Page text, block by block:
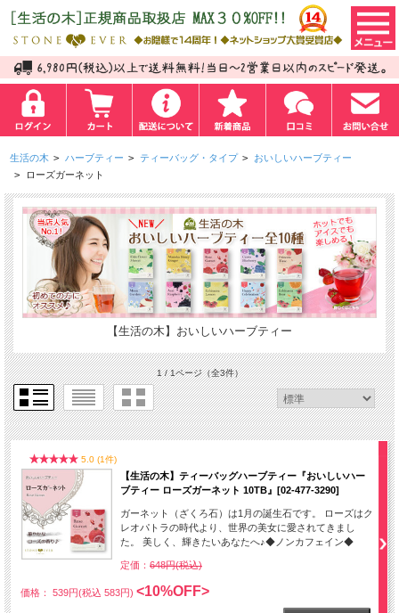
生活の木 > ハーブティー > ティーバッグ・タイプ > おいしいハーブティー
> ローズガーネット
【生活の木】おいしいハーブティー
1 / 1ページ（全3件）
5.0 (1件)
【生活の木】ティーバッグハーブティー『おいしいハー
ブティー ローズガーネット 10TB』[02-477-3290]
ガーネット（ざくろ石）は1月の誕生石です。 ローズはク
レオパトラの時代より、世界の美女に愛されてきまし
た。 美しく、輝きたいあなたへ♪◆ノンカフェイン◆
定価： 648円(税込)
価格： 539円(税込 583円) <10%OFF>